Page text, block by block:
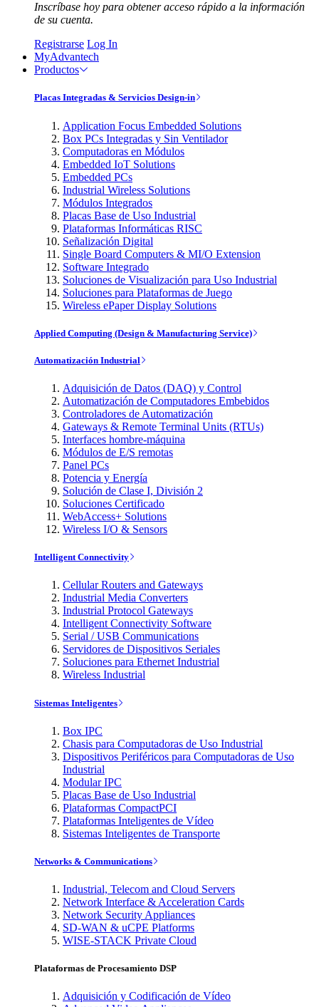
Inscríbase hoy para obtener acceso rápido a la información
de su cuenta.
Registrarse Log In
MyAdvantech
Productos
Placas Integradas & Servicios Design-in
Application Focus Embedded Solutions
Box PCs Integradas y Sin Ventilador
Computadoras en Módulos
Embedded IoT Solutions
Embedded PCs
Industrial Wireless Solutions
Módulos Integrados
Placas Base de Uso Industrial
Plataformas Informáticas RISC
Señalización Digital
Single Board Computers & MI/O Extension
Software Integrado
Soluciones de Visualización para Uso Industrial
Soluciones para Plataformas de Juego
Wireless ePaper Display Solutions
Applied Computing (Design & Manufacturing Service)
Automatización Industrial
Adquisición de Datos (DAQ) y Control
Automatización de Computadores Embebidos
Controladores de Automatización
Gateways & Remote Terminal Units (RTUs)
Interfaces hombre-máquina
Módulos de E/S remotas
Panel PCs
Potencia y Energía
Solución de Clase I, División 2
Soluciones Certificado
WebAccess+ Solutions
Wireless I/O & Sensors
Intelligent Connectivity
Cellular Routers and Gateways
Industrial Media Converters
Industrial Protocol Gateways
Intelligent Connectivity Software
Serial / USB Communications
Servidores de Dispositivos Seriales
Soluciones para Ethernet Industrial
Wireless Industrial
Sistemas Inteligentes
Box IPC
Chasis para Computadoras de Uso Industrial
Dispositivos Periféricos para Computadoras de Uso
Industrial
Modular IPC
Placas Base de Uso Industrial
Plataformas CompactPCI
Plataformas Inteligentes de Vídeo
Sistemas Inteligentes de Transporte
Networks & Communications
Industrial, Telecom and Cloud Servers
Network Interface & Acceleration Cards
Network Security Appliances
SD-WAN & uCPE Platforms
WISE-STACK Private Cloud
Plataformas de Procesamiento DSP
Adquisición y Codificación de Vídeo